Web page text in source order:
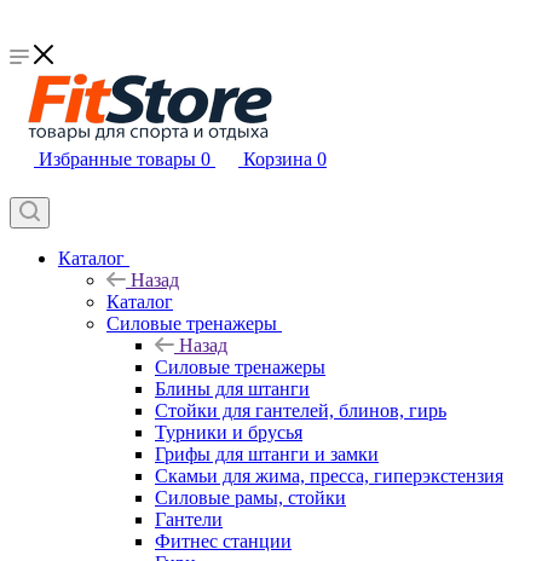
Избранные товары 0 Корзина 0
Каталог
Назад
Каталог
Силовые тренажеры
Назад
Силовые тренажеры
Блины для штанги
Стойки для гантелей, блинов, гирь
Турники и брусья
Грифы для штанги и замки
Скамьи для жима, пресса, гиперэкстензия
Силовые рамы, стойки
Гантели
Фитнес станции